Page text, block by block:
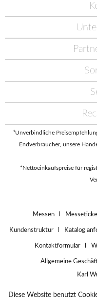
¹Unverbindliche
Endverbraucher, unsere
*Nettoeinkaufspreise für
Messen
Kundenstruktur Katalog
Kontaktformular
Allgemeine
Karl
Diese Website benutzt